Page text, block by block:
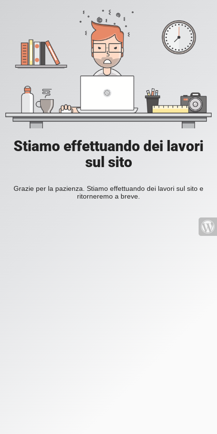
Stiamo effettuando dei lavori
sul sito
Grazie per la pazienza. Stiamo effettuando dei lavori sul sito e
ritorneremo a breve.